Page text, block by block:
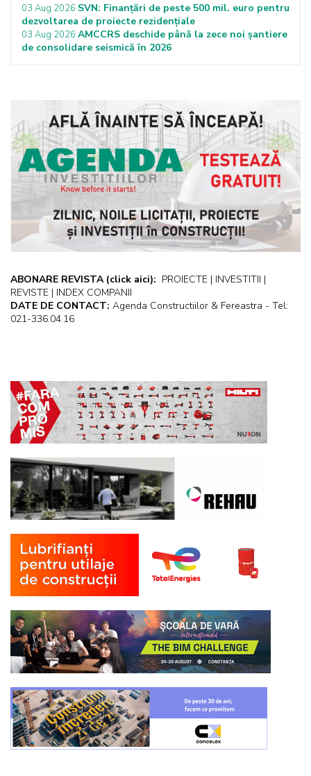
03 Aug 2026 SVN: Finanțări de peste 500 mil. euro pentru
dezvoltarea de proiecte rezidențiale
03 Aug 2026 AMCCRS deschide până la zece noi șantiere
de consolidare seismică în 2026
ABONARE REVISTA (click aici): PROIECTE | INVESTITII |
REVISTE | INDEX COMPANII
DATE DE CONTACT: Agenda Constructiilor & Fereastra - Tel:
021-336.04.16